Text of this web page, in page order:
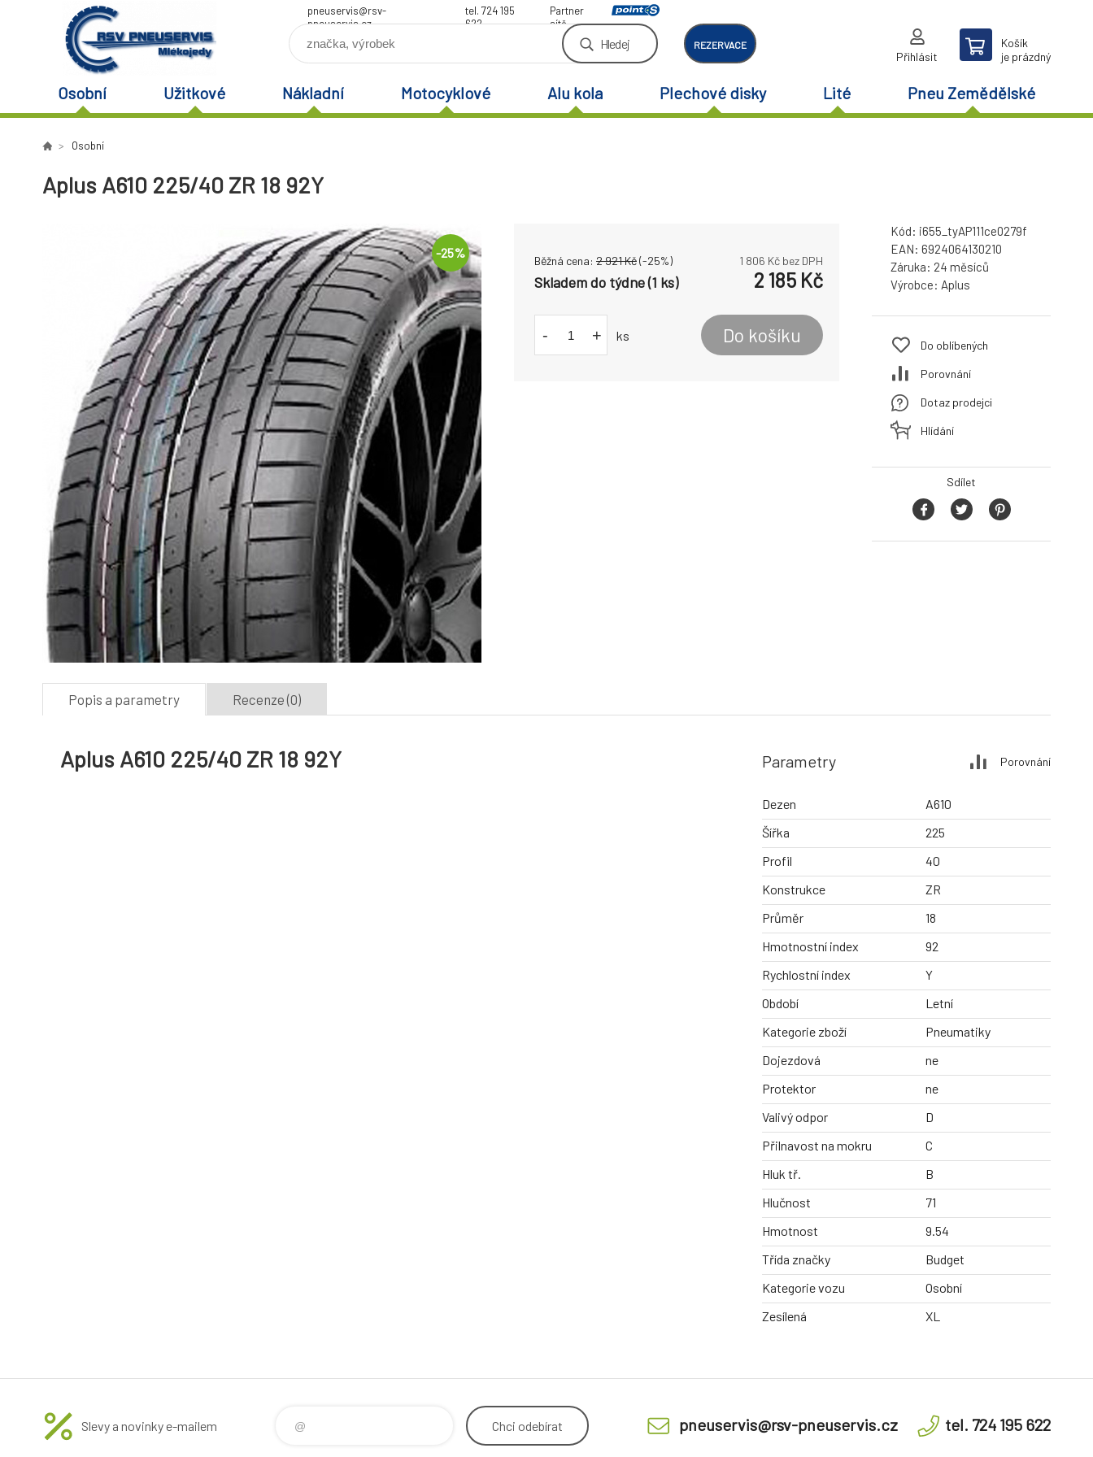
pneuservis@rsv-
pneuservis.cz
tel. 724 195
622
Partner
sítě
Hledej REZERVACE
Přihlásit
Košík
je prázdný
Osobní Užitkové Nákladní Motocyklové Alu kola Plechové disky Lité Pneu Zemědělské
Osobní
Aplus A610 225/40 ZR 18 92Y
-25%
Běžná cena: 2 921Kč(-25%) 1 806 Kč bez DPH
Skladem do týdne (1 ks) 2 185 Kč
- + ks Do košíku
Kód: i655_tyAP111ce0279f
EAN: 6924064130210
Záruka: 24 měsíců
Výrobce: Aplus
Do oblíbených
Porovnání
Dotaz prodejci
Hlídání
Sdílet
Popis a parametry Recenze (0)
Aplus A610 225/40 ZR 18 92Y Parametry Porovnání
Dezen
A610
Šířka
225
Profil
40
Konstrukce
ZR
Průměr
18
Hmotnostní index
92
Rychlostní index
Y
Období
Letní
Kategorie zboží
Pneumatiky
Dojezdová
ne
Protektor
ne
Valivý odpor
D
Přilnavost na mokru
C
Hluk tř.
B
Hlučnost
71
Hmotnost
9.54
Třída značky
Budget
Kategorie vozu
Osobní
Zesílená
XL
Slevy a novinky e-mailem Chci odebírat pneuservis@rsv-pneuservis.cz tel. 724 195 622